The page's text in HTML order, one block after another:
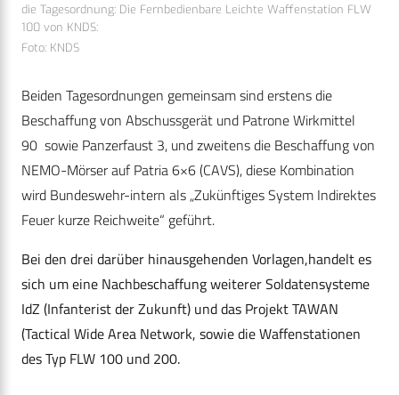
die Tagesordnung: Die Fernbedienbare Leichte Waffenstation FLW
100 von KNDS:
Foto: KNDS
Beiden Tagesordnungen gemeinsam sind erstens die
Beschaffung von Abschussgerät und Patrone Wirkmittel
90 sowie Panzerfaust 3, und zweitens die Beschaffung von
NEMO-Mörser auf Patria 6×6 (CAVS), diese Kombination
wird Bundeswehr-intern als „Zukünftiges System Indirektes
Feuer kurze Reichweite“ geführt.
Bei den drei darüber hinausgehenden Vorlagen,handelt es
sich um eine Nachbeschaffung weiterer Soldatensysteme
IdZ (Infanterist der Zukunft) und das Projekt TAWAN
(Tactical Wide Area Network, sowie die Waffenstationen
des Typ FLW 100 und 200.